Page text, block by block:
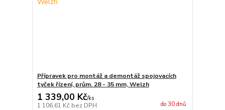
Přípravek pro montáž a demontáž spojovacích
tyček řízení, prům. 28 - 35 mm, Welzh
1 339,00 Kč/ks
1 106,61 Kč bez DPH do 30 dnů